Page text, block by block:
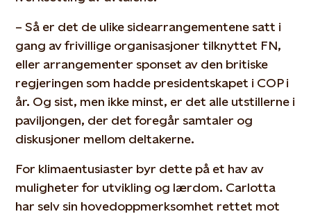
– Så er det de ulike sidearrangementene satt i
gang av frivillige organisasjoner tilknyttet FN,
eller arrangementer sponset av den britiske
regjeringen som hadde presidentskapet i COP i
år. Og sist, men ikke minst, er det alle utstillerne i
paviljongen, der det foregår samtaler og
diskusjoner mellom deltakerne.
For klimaentusiaster byr dette på et hav av
muligheter for utvikling og lærdom. Carlotta
har selv sin hovedoppmerksomhet rettet mot